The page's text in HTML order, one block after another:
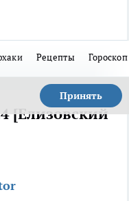
Рецепты Гороскоп
Принять
[Елизовский